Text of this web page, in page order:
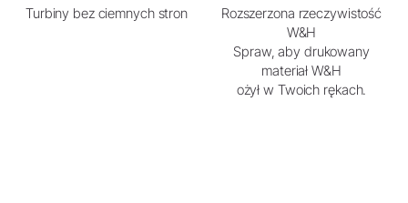
Turbiny bez ciemnych stron
Rozszerzona rzeczywistość
W&H
Spraw, aby drukowany
materiał W&H
ożył w Twoich rękach.